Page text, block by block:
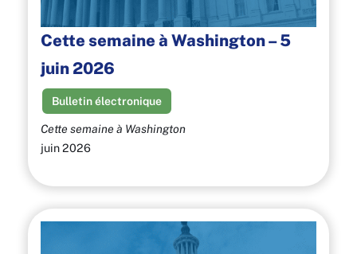
Cette semaine à Washington – 5
juin 2026
Bulletin électronique
Cette semaine à Washington
juin 2026